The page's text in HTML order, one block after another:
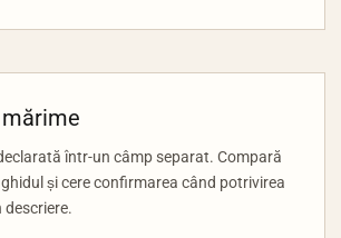
într-un câmp separat. Compară
și cere confirmarea când potrivirea
descriere.